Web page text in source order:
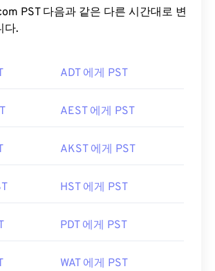
PST 다음과 같은 다른 시간대로 변
다.
ADT 에게 PST
AEST 에게 PST
AKST 에게 PST
HST 에게 PST
PDT 에게 PST
WAT 에게 PST